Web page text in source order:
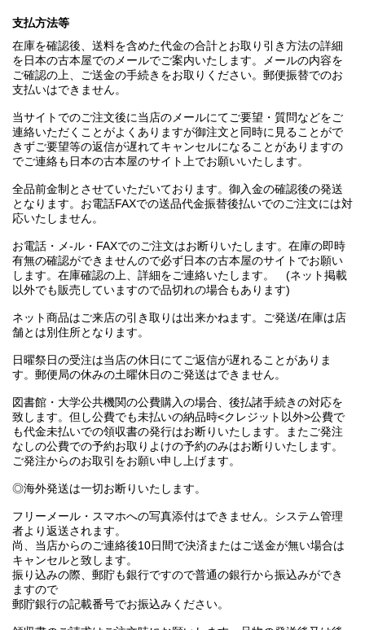
支払方法等
在庫を確認後、送料を含めた代金の合計とお取り引き方法の詳細
を日本の古本屋でのメールでご案内いたします。メールの内容を
ご確認の上、ご送金の手続きをお取りください。郵便振替でのお
支払いはできません。
当サイトでのご注文後に当店のメールにてご要望・質問などをご
連絡いただくことがよくありますが御注文と同時に見ることがで
きずご要望等の返信が遅れてキャンセルになることがありますの
でご連絡も日本の古本屋のサイト上でお願いいたします。
全品前金制とさせていただいております。御入金の確認後の発送
となります。お電話FAXでの送品代金振替後払いでのご注文には対
応いたしません。
お電話・メ-ル・FAXでのご注文はお断りいたします。在庫の即時
有無の確認ができませんので必ず日本の古本屋のサイトでお願い
します。在庫確認の上、詳細をご連絡いたします。 (ネット掲載
以外でも販売していますので品切れの場合もあります)
ネット商品はご来店の引き取りは出来かねます。ご発送/在庫は店
舗とは別住所となります。
日曜祭日の受注は当店の休日にてご返信が遅れることがありま
す。郵便局の休みの土曜休日のご発送はできません。
図書館・大学公共機関の公費購入の場合、後払諸手続きの対応を
致します。但し公費でも未払いの納品時<クレジット以外>公費で
も代金未払いでの領収書の発行はお断りいたします。またご発注
なしの公費での予約お取りよけの予約のみはお断りいたします。
ご発注からのお取引をお願い申し上げます。
◎海外発送は一切お断りいたします。
フリーメール・スマホへの写真添付はできません。システム管理
者より返送されます。
尚、当店からのご連絡後10日間で決済またはご送金が無い場合は
キャンセルと致します。
振り込みの際、郵貯も銀行ですので普通の銀行から振込みができ
ますので
郵貯銀行の記載番号でお振込みください。